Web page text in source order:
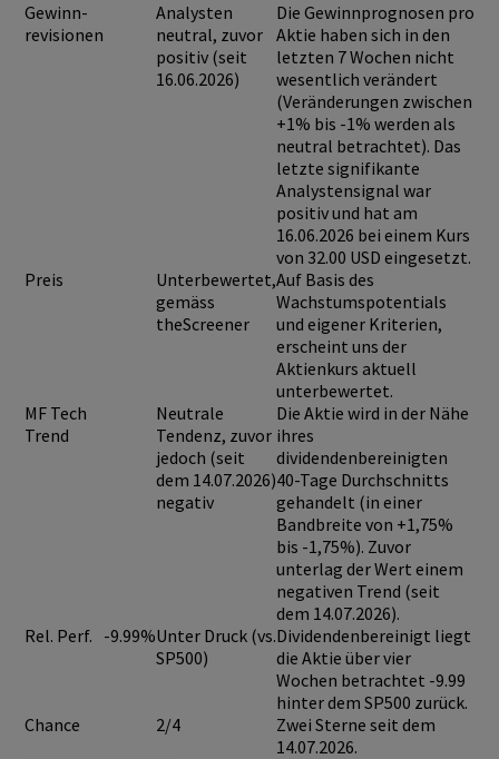
Gewinn-
revisionen
Analysten
neutral, zuvor
positiv (seit
16.06.2026)
Die Gewinnprognosen pro
Aktie haben sich in den
letzten 7 Wochen nicht
wesentlich verändert
(Veränderungen zwischen
+1% bis -1% werden als
neutral betrachtet). Das
letzte signifikante
Analystensignal war
positiv und hat am
16.06.2026 bei einem Kurs
von 32.00 USD eingesetzt.
Preis
Unterbewertet,
gemäss
theScreener
Auf Basis des
Wachstumspotentials
und eigener Kriterien,
erscheint uns der
Aktienkurs aktuell
unterbewertet.
MF Tech
Trend
Neutrale
Tendenz, zuvor
jedoch (seit
dem 14.07.2026)
negativ
Die Aktie wird in der Nähe
ihres
dividendenbereinigten
40-Tage Durchschnitts
gehandelt (in einer
Bandbreite von +1,75%
bis -1,75%). Zuvor
unterlag der Wert einem
negativen Trend (seit
dem 14.07.2026).
Rel. Perf. -9.99%Unter Druck (vs.
SP500)
Dividendenbereinigt liegt
die Aktie über vier
Wochen betrachtet -9.99
hinter dem SP500 zurück.
Chance
2/4
Zwei Sterne seit dem
14.07.2026.